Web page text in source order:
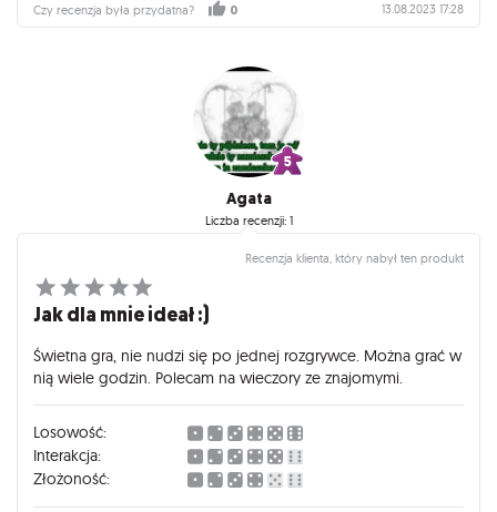
Czy recenzja była przydatna? 0 13.08.2023 17:28
Agata
Liczba recenzji: 1
Recenzja klienta, który nabył ten produkt
Jak dla mnie ideał :)
Świetna gra, nie nudzi się po jednej rozgrywce. Można grać w
nią wiele godzin. Polecam na wieczory ze znajomymi.
Losowość:
Interakcja:
Złożoność: